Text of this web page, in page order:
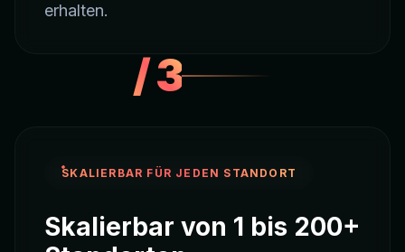
erhalten.
/3
SKALIERBAR FÜR JEDEN STANDORT
Skalierbar von 1 bis 200+